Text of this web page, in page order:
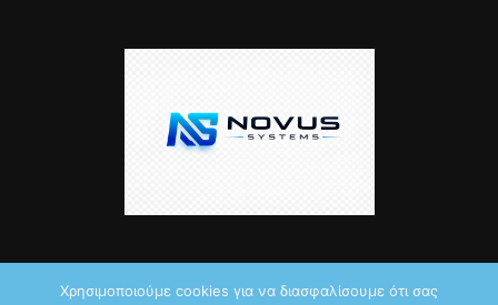
Χρησιμοποιούμε cookies για να διασφαλίσουμε ότι σας